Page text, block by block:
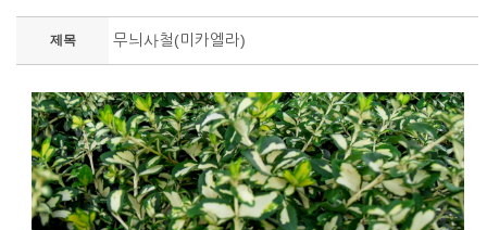
제목 무늬사철(미카엘라)